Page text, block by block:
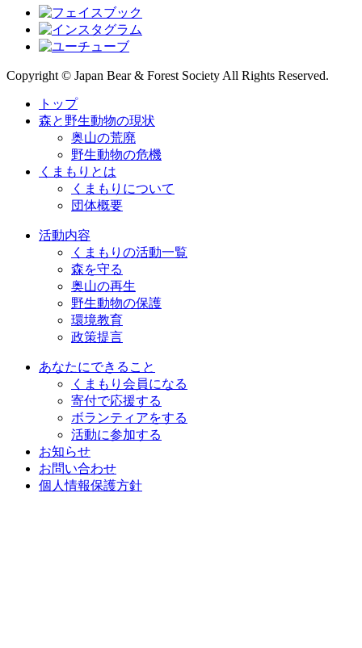
Copyright © Japan Bear & Forest Society All Rights Reserved.
トップ
森と野生動物の現状
奥山の荒廃
野生動物の危機
くまもりとは
くまもりについて
団体概要
活動内容
くまもりの活動一覧
森を守る
奥山の再生
野生動物の保護
環境教育
政策提言
あなたにできること
くまもり会員になる
寄付で応援する
ボランティアをする
活動に参加する
お知らせ
お問い合わせ
個人情報保護方針